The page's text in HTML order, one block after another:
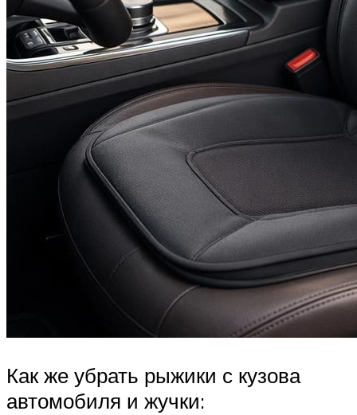
Как же убрать рыжики с кузова
автомобиля и жучки: